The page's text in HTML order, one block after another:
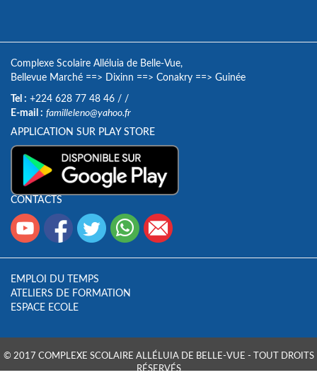
Complexe Scolaire Alléluia de Belle-Vue,
Bellevue Marché ==> Dixinn ==> Conakry ==> Guinée
Tel : +224 628 77 48 46 / /
E-mail : familleleno@yahoo.fr
APPLICATION SUR PLAY STORE
CONTACTS
EMPLOI DU TEMPS
ATELIERS DE FORMATION
ESPACE ECOLE
© 2017 COMPLEXE SCOLAIRE ALLÉLUIA DE BELLE-VUE - TOUT DROITS
RÉSERVÉS